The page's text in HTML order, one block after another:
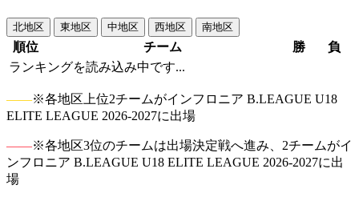
北地区 東地区 中地区 西地区 南地区
順位 チーム 勝
負
ランキングを読み込み中です...
――※各地区上位2チームがインフロニア B.LEAGUE U18
ELITE LEAGUE 2026-2027に出場
――※各地区3位のチームは出場決定戦へ進み、2チームがイ
ンフロニア B.LEAGUE U18 ELITE LEAGUE 2026-2027に出
場